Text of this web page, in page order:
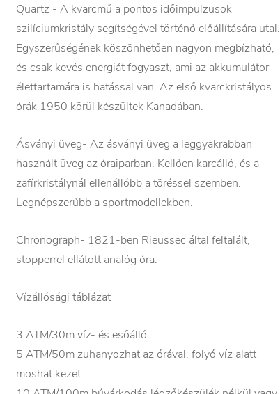
Quartz - A kvarcmű a pontos időimpulzusok
szilíciumkristály segítségével történő előállítására utal.
Egyszerűségének köszönhetően nagyon megbízható,
és csak kevés energiát fogyaszt, ami az akkumulátor
élettartamára is hatással van. Az első kvarckristályos
órák 1950 körül készültek Kanadában.
Ásványi üveg- Az ásványi üveg a leggyakrabban
használt üveg az óraiparban. Kellően karcálló, és a
zafírkristálynál ellenállóbb a töréssel szemben.
Legnépszerűbb a sportmodellekben.
Chronograph- 1821-ben Rieussec által feltalált,
stopperrel ellátott analóg óra.
Vízállósági táblázat
3 ATM/30m víz- és esőálló
5 ATM/50m zuhanyozhat az órával, folyó víz alatt
moshat kezet.